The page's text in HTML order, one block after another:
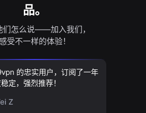
品。
们怎么说——加入我们，
受不一样的体验！
的忠实用户，订阅了一年
定，强烈推荐！
Z